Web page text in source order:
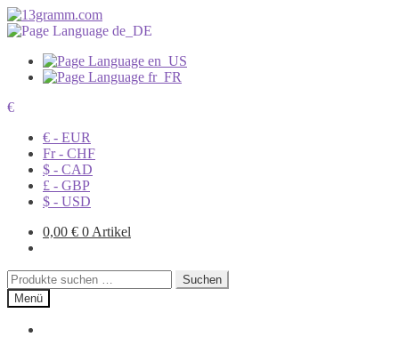
€
€ - EUR
Fr - CHF
$ - CAD
£ - GBP
$ - USD
0,00 € 0 Artikel
Suchen
nach:
Suchen
Menü